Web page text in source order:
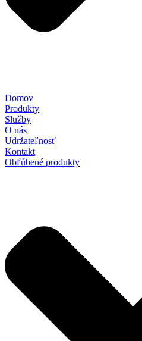
Domov
Produkty
Služby
O nás
Udržateľnosť
Kontakt
Obľúbené produkty